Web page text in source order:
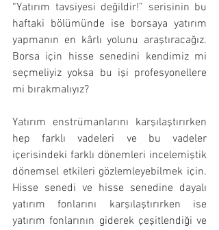
“Yatırım tavsiyesi değildir!” serisinin bu
haftaki bölümünde ise borsaya yatırım
yapmanın en kârlı yolunu araştıracağız.
Borsa için hisse senedini kendimiz mi
seçmeliyiz yoksa bu işi profesyonellere
mi bırakmalıyız?
Yatırım enstrümanlarını karşılaştırırken
hep farklı vadeleri ve bu vadeler
içerisindeki farklı dönemleri incelemiştik
dönemsel etkileri gözlemleyebilmek için.
Hisse senedi ve hisse senedine dayalı
yatırım fonlarını karşılaştırırken ise
yatırım fonlarının giderek çeşitlendiği ve